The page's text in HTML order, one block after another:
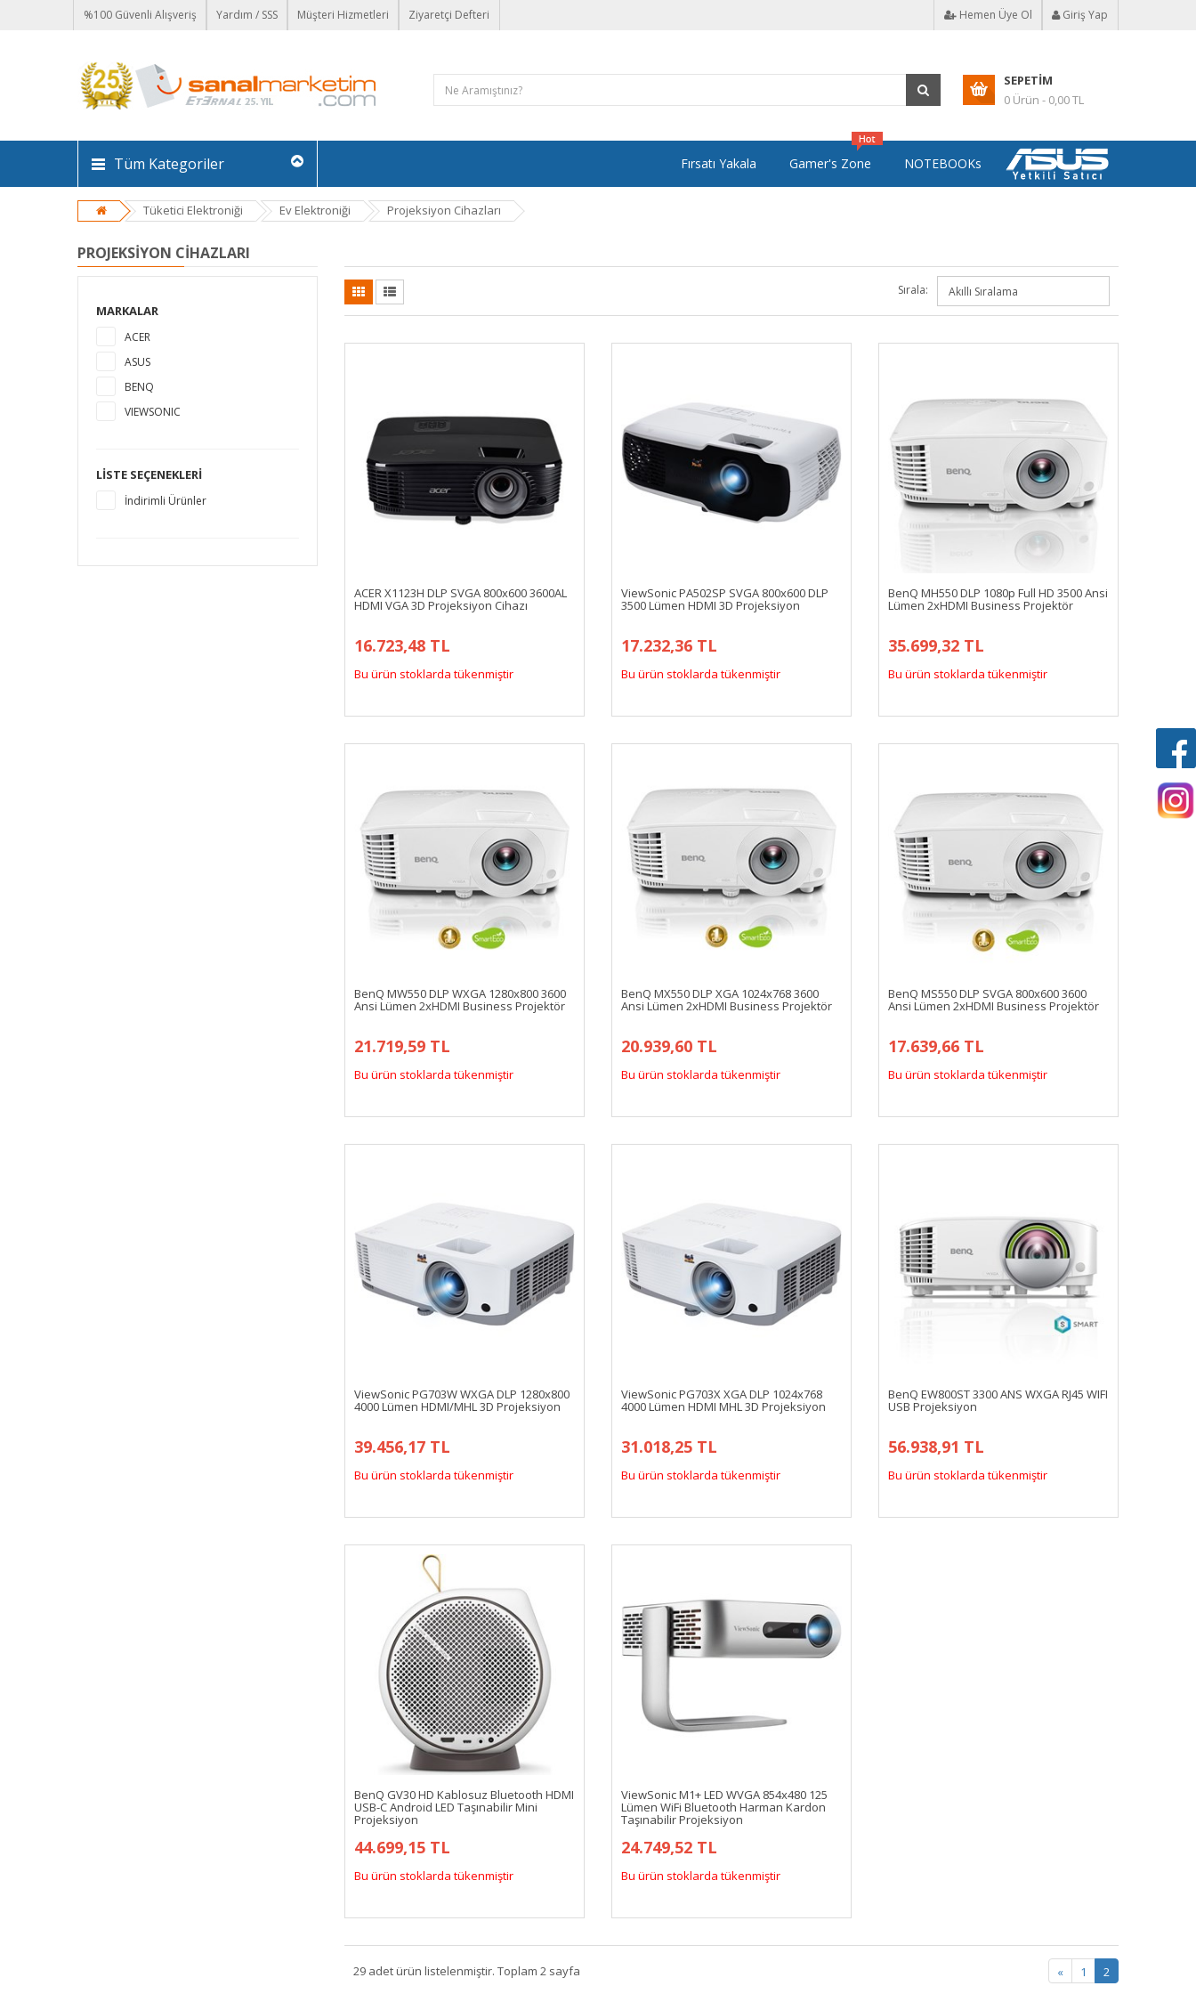
%100 Güvenli Alışveriş Yardım / SSS Müşteri Hizmetleri Ziyaretçi Defteri Hemen Üye Ol Giriş Yap
SEPETIM
0 Ürün - 0,00 TL
Tüm Kategoriler Fırsatı Yakala Gamer's Zone NOTEBOOKs
Tüketici Elektroniği Ev Elektroniği Projeksiyon Cihazları
PROJEKSIYON CIHAZLARI
MARKALAR
ACER
ASUS
BENQ
VIEWSONIC
LISTE SEÇENEKLERI
İndirimli Ürünler
Sırala:
ACER X1123H DLP SVGA 800x600 3600AL
HDMI VGA 3D Projeksiyon Cihazı
16.723,48 TL
Bu ürün stoklarda tükenmiştir
ViewSonic PA502SP SVGA 800x600 DLP
3500 Lümen HDMI 3D Projeksiyon
17.232,36 TL
Bu ürün stoklarda tükenmiştir
BenQ MH550 DLP 1080p Full HD 3500 Ansi
Lümen 2xHDMI Business Projektör
35.699,32 TL
Bu ürün stoklarda tükenmiştir
BenQ MW550 DLP WXGA 1280x800 3600
Ansi Lümen 2xHDMI Business Projektör
21.719,59 TL
Bu ürün stoklarda tükenmiştir
BenQ MX550 DLP XGA 1024x768 3600
Ansi Lümen 2xHDMI Business Projektör
20.939,60 TL
Bu ürün stoklarda tükenmiştir
BenQ MS550 DLP SVGA 800x600 3600
Ansi Lümen 2xHDMI Business Projektör
17.639,66 TL
Bu ürün stoklarda tükenmiştir
ViewSonic PG703W WXGA DLP 1280x800
4000 Lümen HDMI/MHL 3D Projeksiyon
39.456,17 TL
Bu ürün stoklarda tükenmiştir
ViewSonic PG703X XGA DLP 1024x768
4000 Lümen HDMI MHL 3D Projeksiyon
31.018,25 TL
Bu ürün stoklarda tükenmiştir
BenQ EW800ST 3300 ANS WXGA RJ45 WIFI
USB Projeksiyon
56.938,91 TL
Bu ürün stoklarda tükenmiştir
BenQ GV30 HD Kablosuz Bluetooth HDMI
USB-C Android LED Taşınabilir Mini
Projeksiyon
44.699,15 TL
Bu ürün stoklarda tükenmiştir
ViewSonic M1+ LED WVGA 854x480 125
Lümen WiFi Bluetooth Harman Kardon
Taşınabilir Projeksiyon
24.749,52 TL
Bu ürün stoklarda tükenmiştir
29 adet ürün listelenmiştir. Toplam 2 sayfa « 1 2